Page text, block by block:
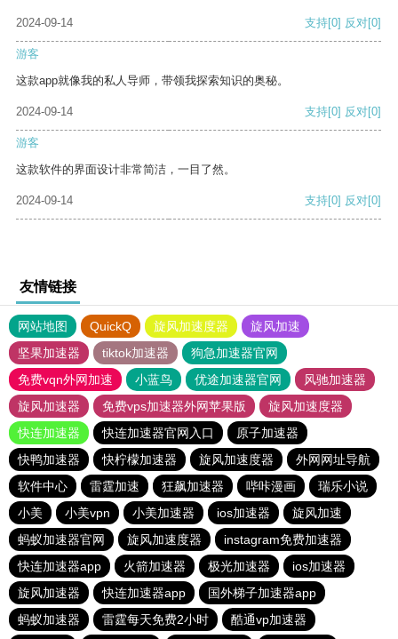
2024-09-14 支持[0] 反对[0]
游客
这款app就像我的私人导师，带领我探索知识的奥秘。
2024-09-14 支持[0] 反对[0]
游客
这款软件的界面设计非常简洁，一目了然。
2024-09-14 支持[0] 反对[0]
友情链接
网站地图 QuickQ 旋风加速度器
旋风加速
坚果加速器
tiktok加速器
狗急加速器官网
免费vqn外网加速
小蓝鸟 优途加速器官网
风驰加速器
旋风加速器
免费vps加速器外网苹果版
旋风加速度器
快连加速器
快连加速器官网入口
原子加速器
快鸭加速器
快柠檬加速器 旋风加速度器
外网网址导航
软件中心
雷霆加速 狂飙加速器 哔咔漫画
瑞乐小说
小美
小美vpn 小美加速器 ios加速器
旋风加速
蚂蚁加速器官网
旋风加速度器
instagram免费加速器
快连加速器app
火箭加速器 极光加速器
ios加速器
旋风加速器
快连加速器app
国外梯子加速器app
蚂蚁加速器
雷霆每天免费2小时 酷通vp加速器